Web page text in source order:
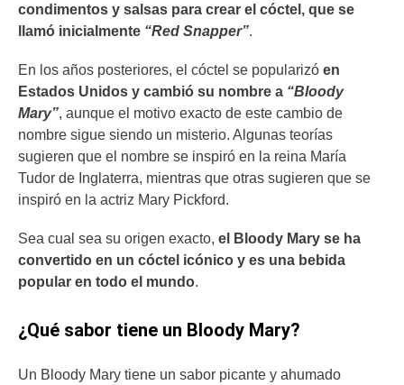
condimentos y salsas para crear el cóctel, que se
llamó inicialmente “Red Snapper”.
En los años posteriores, el cóctel se popularizó en
Estados Unidos y cambió su nombre a “Bloody
Mary”, aunque el motivo exacto de este cambio de
nombre sigue siendo un misterio. Algunas teorías
sugieren que el nombre se inspiró en la reina María
Tudor de Inglaterra, mientras que otras sugieren que se
inspiró en la actriz Mary Pickford.
Sea cual sea su origen exacto, el Bloody Mary se ha
convertido en un cóctel icónico y es una bebida
popular en todo el mundo.
¿Qué sabor tiene un Bloody Mary?
Un Bloody Mary tiene un sabor picante y ahumado